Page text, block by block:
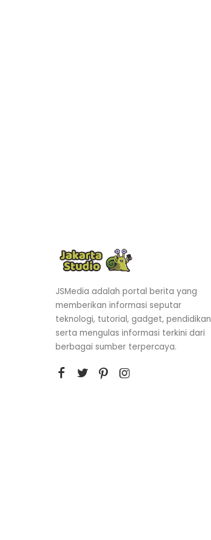
JSMedia adalah portal berita yang
memberikan informasi seputar
teknologi, tutorial, gadget, pendidikan
serta mengulas informasi terkini dari
berbagai sumber terpercaya.